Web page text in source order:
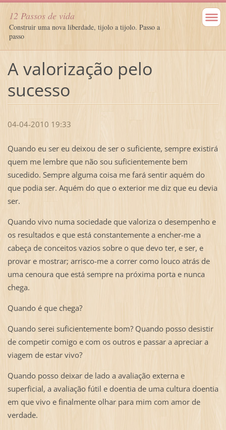
12 Passos de vida
Construir uma nova liberdade, tijolo a tijolo. Passo a
passo
A valorização pelo
sucesso
04-04-2010 19:33
Quando eu ser eu deixou de ser o suficiente, sempre existirá
quem me lembre que não sou suficientemente bem
sucedido. Sempre alguma coisa me fará sentir aquém do
que podia ser. Aquém do que o exterior me diz que eu devia
ser.
Quando vivo numa sociedade que valoriza o desempenho e
os resultados e que está constantemente a encher-me a
cabeça de conceitos vazios sobre o que devo ter, e ser, e
provar e mostrar; arrisco-me a correr como louco atrás de
uma cenoura que está sempre na próxima porta e nunca
chega.
Quando é que chega?
Quando serei suficientemente bom? Quando posso desistir
de competir comigo e com os outros e passar a apreciar a
viagem de estar vivo?
Quando posso deixar de lado a avaliação externa e
superficial, a avaliação fútil e doentia de uma cultura doentia
em que vivo e finalmente olhar para mim com amor de
verdade.